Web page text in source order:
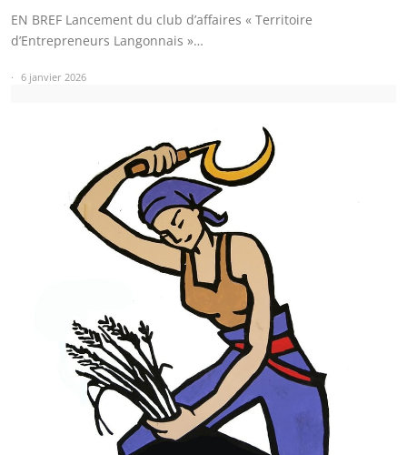
EN BREF Lancement du club d’affaires « Territoire
d’Entrepreneurs Langonnais »…
6 janvier 2026